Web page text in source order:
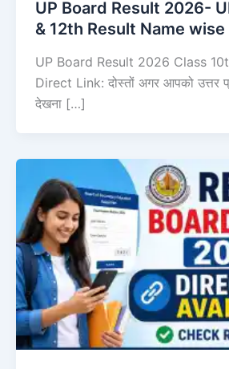
UP Board Result 2026-
& 12th Result Name wise
UP Board Result 2026 Class
Direct Link: दोस्तों अगर आपको उत्तर
देखना […]